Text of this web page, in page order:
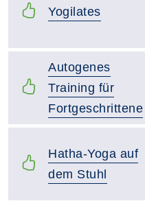
Yogilates
Autogenes
Training für
Fortgeschrittene
Hatha-Yoga auf
dem Stuhl